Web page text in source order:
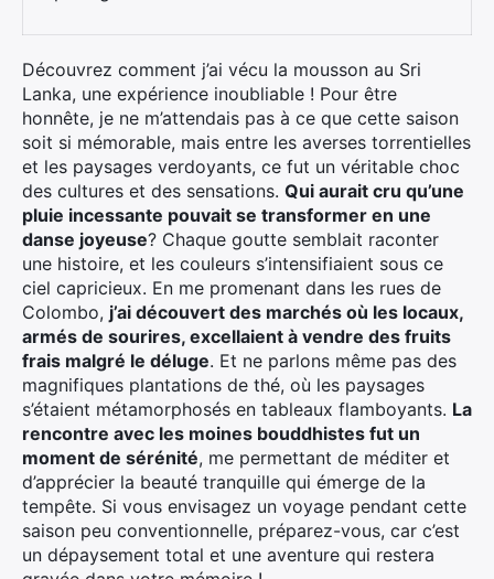
Découvrez comment j’ai vécu la mousson au Sri
Lanka, une expérience inoubliable ! Pour être
honnête, je ne m’attendais pas à ce que cette saison
soit si mémorable, mais entre les averses torrentielles
et les paysages verdoyants, ce fut un véritable choc
des cultures et des sensations. Qui aurait cru qu’une
pluie incessante pouvait se transformer en une
danse joyeuse? Chaque goutte semblait raconter
une histoire, et les couleurs s’intensifiaient sous ce
ciel capricieux. En me promenant dans les rues de
Colombo, j’ai découvert des marchés où les locaux,
armés de sourires, excellaient à vendre des fruits
frais malgré le déluge. Et ne parlons même pas des
magnifiques plantations de thé, où les paysages
s’étaient métamorphosés en tableaux flamboyants. La
rencontre avec les moines bouddhistes fut un
moment de sérénité, me permettant de méditer et
d’apprécier la beauté tranquille qui émerge de la
tempête. Si vous envisagez un voyage pendant cette
saison peu conventionnelle, préparez-vous, car c’est
un dépaysement total et une aventure qui restera